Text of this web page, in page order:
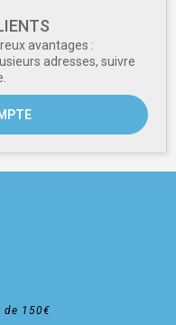
avantages :
adresses, suivre
de 150€